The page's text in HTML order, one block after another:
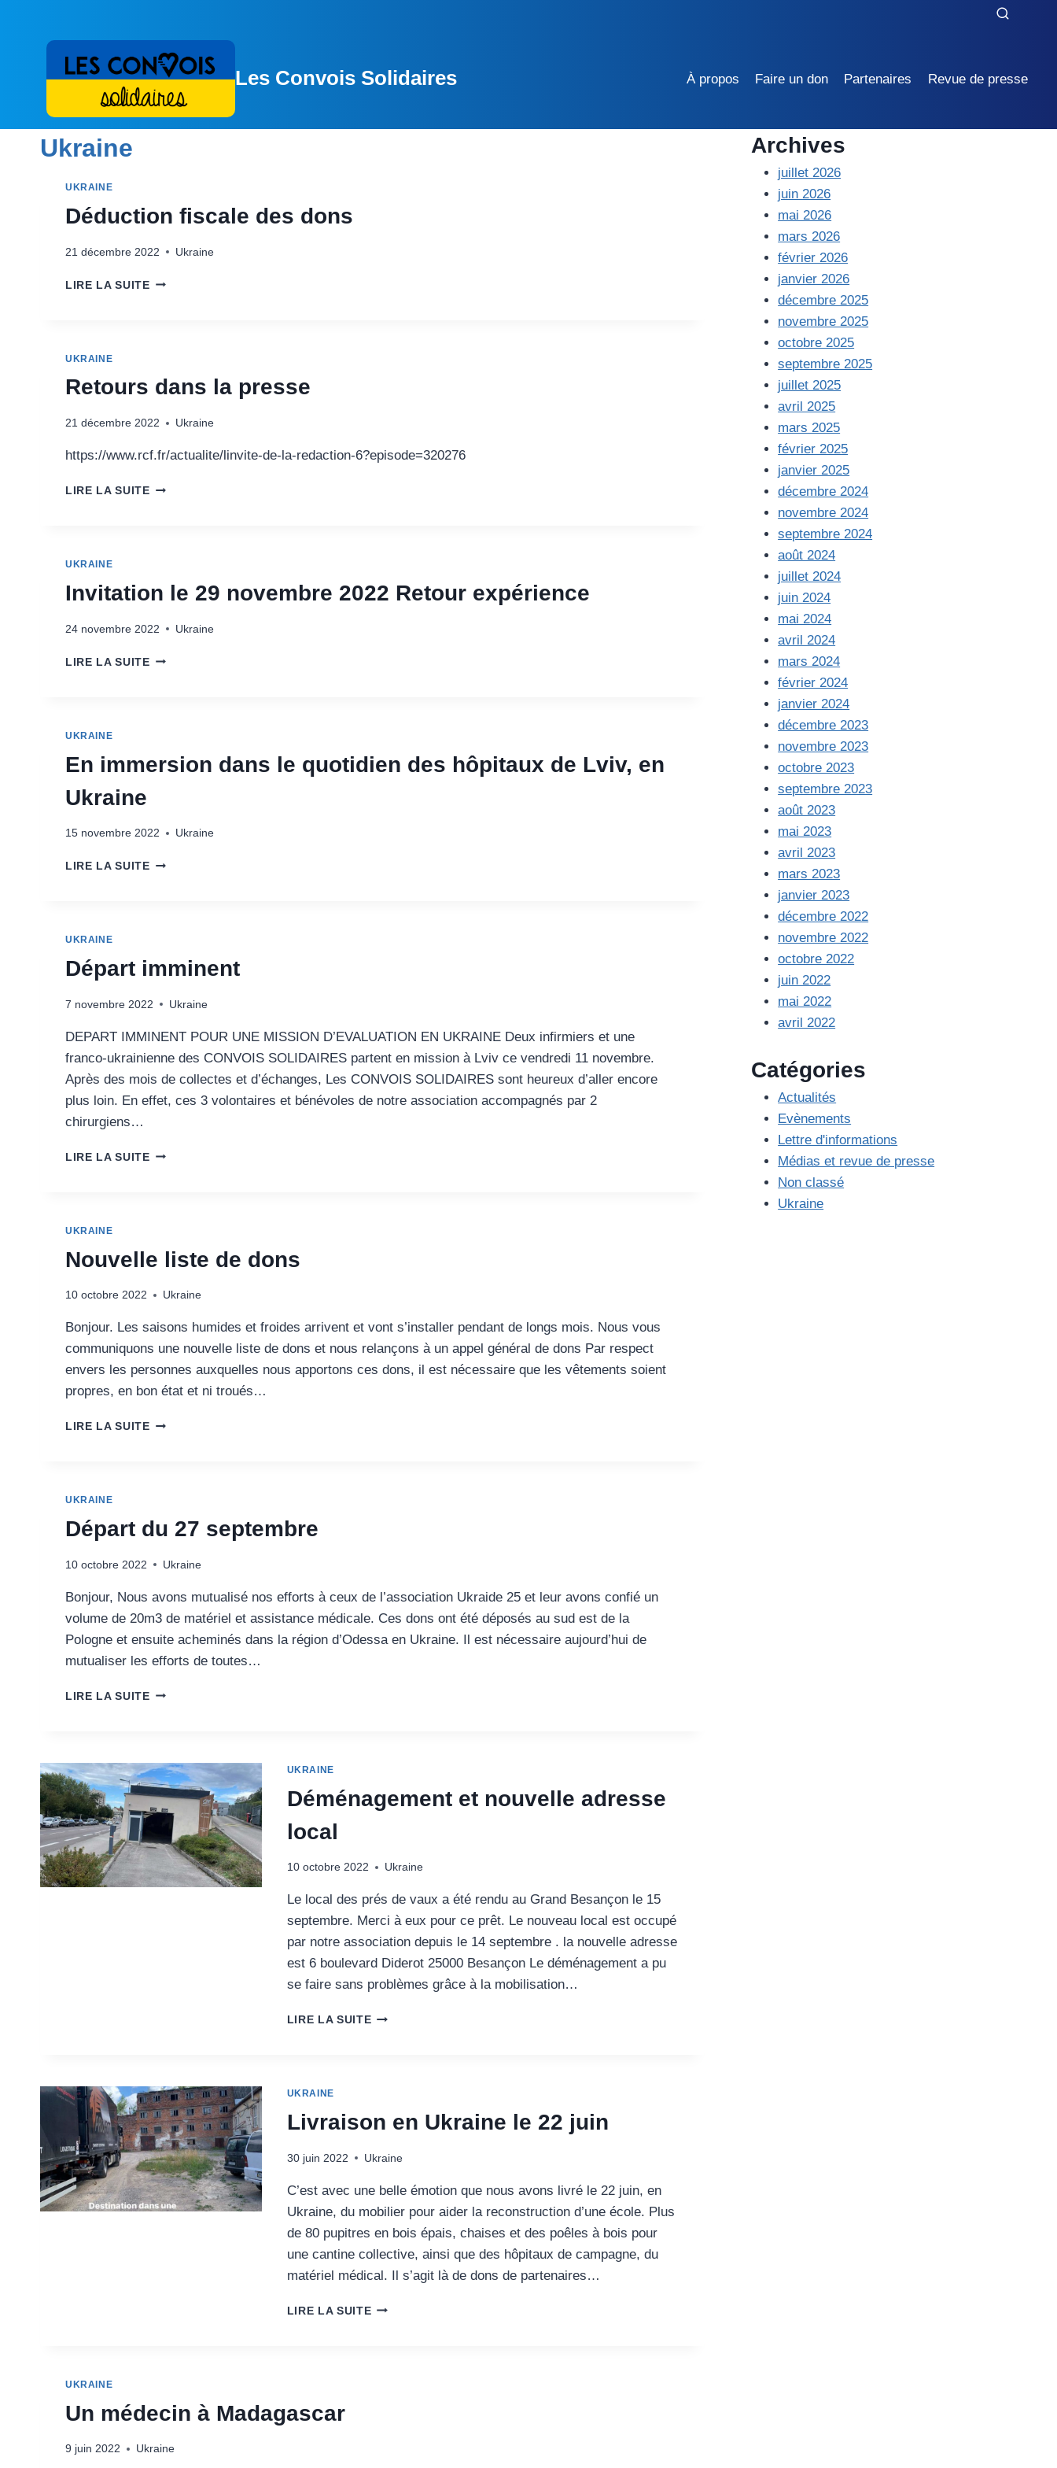
Les Convois Solidaires À propos Faire un don Partenaires Revue de presse
Ukraine
UKRAINE
Déduction fiscale des dons
21 décembre 2022 Ukraine
LIRE LA SUITEDÉDUCTION
UKRAINE
Retours dans la presse
21 décembre 2022 Ukraine
https://www.rcf.fr/actualite/linvite-de-la-redaction-6?episode=320276
LIRE LA SUITERETOURS
UKRAINE
Invitation le 29 novembre 2022 Retour expérience
24 novembre 2022 Ukraine
LIRE LA SUITEINVITATION
EXPÉRIENCE
UKRAINE
En immersion dans le quotidien des hôpitaux de Lviv, en
Ukraine
15 novembre 2022 Ukraine
LIRE LA SUITEEN
HÔPITAUX
DE
EN
UKRAINE
Départ imminent
7 novembre 2022 Ukraine
DEPART IMMINENT POUR UNE MISSION D’EVALUATION EN UKRAINE Deux infirmiers et une
franco-ukrainienne des CONVOIS SOLIDAIRES partent en mission à Lviv ce vendredi 11 novembre.
Après des mois de collectes et d’échanges, Les CONVOIS SOLIDAIRES sont heureux d’aller encore
plus loin. En effet, ces 3 volontaires et bénévoles de notre association accompagnés par 2
chirurgiens…
LIRE LA SUITEDÉPART
UKRAINE
Nouvelle liste de dons
10 octobre 2022 Ukraine
Bonjour. Les saisons humides et froides arrivent et vont s’installer pendant de longs mois. Nous vous
communiquons une nouvelle liste de dons et nous relançons à un appel général de dons Par respect
envers les personnes auxquelles nous apportons ces dons, il est nécessaire que les vêtements soient
propres, en bon état et ni troués…
LIRE LA SUITENOUVELLE
UKRAINE
Départ du 27 septembre
10 octobre 2022 Ukraine
Bonjour, Nous avons mutualisé nos efforts à ceux de l’association Ukraide 25 et leur avons confié un
volume de 20m3 de matériel et assistance médicale. Ces dons ont été déposés au sud est de la
Pologne et ensuite acheminés dans la région d’Odessa en Ukraine. Il est nécessaire aujourd’hui de
mutualiser les efforts de toutes…
LIRE LA SUITEDÉPART
UKRAINE
Déménagement et nouvelle adresse
local
10 octobre 2022 Ukraine
Le local des prés de vaux a été rendu au Grand Besançon le 15
septembre. Merci à eux pour ce prêt. Le nouveau local est occupé
par notre association depuis le 14 septembre . la nouvelle adresse
est 6 boulevard Diderot 25000 Besançon Le déménagement a pu
se faire sans problèmes grâce à la mobilisation…
LIRE LA SUITEDÉMÉNAGEMENT
UKRAINE
Livraison en Ukraine le 22 juin
30 juin 2022 Ukraine
C’est avec une belle émotion que nous avons livré le 22 juin, en
Ukraine, du mobilier pour aider la reconstruction d’une école. Plus
de 80 pupitres en bois épais, chaises et des poêles à bois pour
une cantine collective, ainsi que des hôpitaux de campagne, du
matériel médical. Il s’agit là de dons de partenaires…
LIRE LA SUITELIVRAISON
UKRAINE
Un médecin à Madagascar
9 juin 2022 Ukraine
Archives
juillet 2026
juin 2026
mai 2026
mars 2026
février 2026
janvier 2026
décembre 2025
novembre 2025
octobre 2025
septembre 2025
juillet 2025
avril 2025
mars 2025
février 2025
janvier 2025
décembre 2024
novembre 2024
septembre 2024
août 2024
juillet 2024
juin 2024
mai 2024
avril 2024
mars 2024
février 2024
janvier 2024
décembre 2023
novembre 2023
octobre 2023
septembre 2023
août 2023
mai 2023
avril 2023
mars 2023
janvier 2023
décembre 2022
novembre 2022
octobre 2022
juin 2022
mai 2022
avril 2022
Catégories
Actualités
Evènements
Lettre d'informations
Médias et revue de presse
Non classé
Ukraine